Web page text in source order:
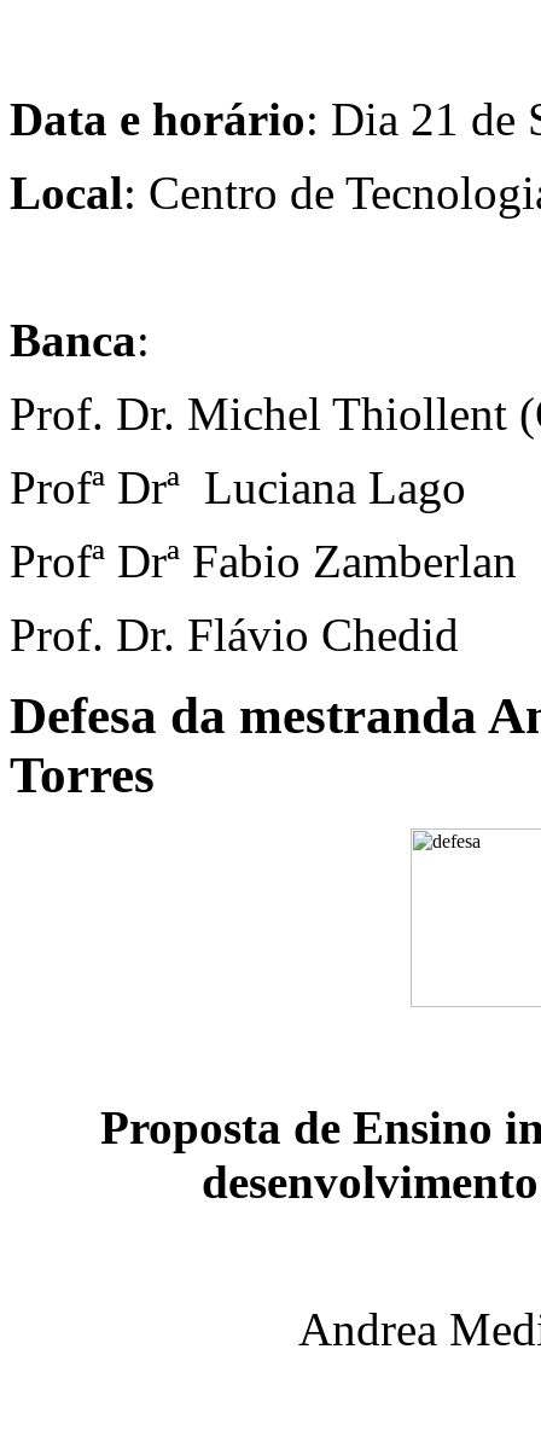
Data e horário: Dia 21 de
Local: Centro de
Banca:
Prof. Dr. Michel Thiollent
Profª Drª Luciana Lago
Profª Drª Fabio Zamberlan
Prof. Dr. Flávio Chedid
Defesa da mestranda
Torres
Proposta de Ensino
Andrea